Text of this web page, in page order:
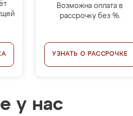
Возможна оплата в
рассрочку без %.
УЗНАТЬ О РАССРОЧКЕ
у нас